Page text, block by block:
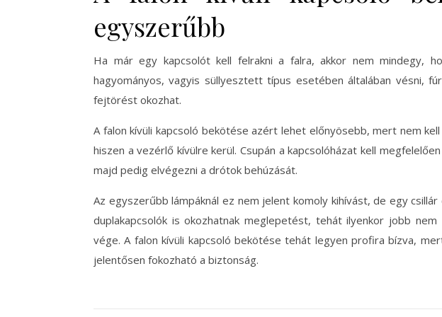
egyszerűbb
Ha már egy kapcsolót kell felrakni a falra, akkor nem mindegy,
hagyományos, vagyis süllyesztett típus esetében általában vésni,
fejtörést okozhat.
A falon kívüli kapcsoló bekötése azért lehet előnyösebb, mert nem
hiszen a vezérlő kívülre kerül. Csupán a kapcsolóházat kell
majd pedig elvégezni a drótok behúzását.
Az egyszerűbb lámpáknál ez nem jelent komoly kihívást, de egy
duplakapcsolók is okozhatnak meglepetést, tehát ilyenkor jobb
vége. A falon kívüli kapcsoló bekötése tehát legyen profira bízva,
jelentősen fokozható a biztonság.